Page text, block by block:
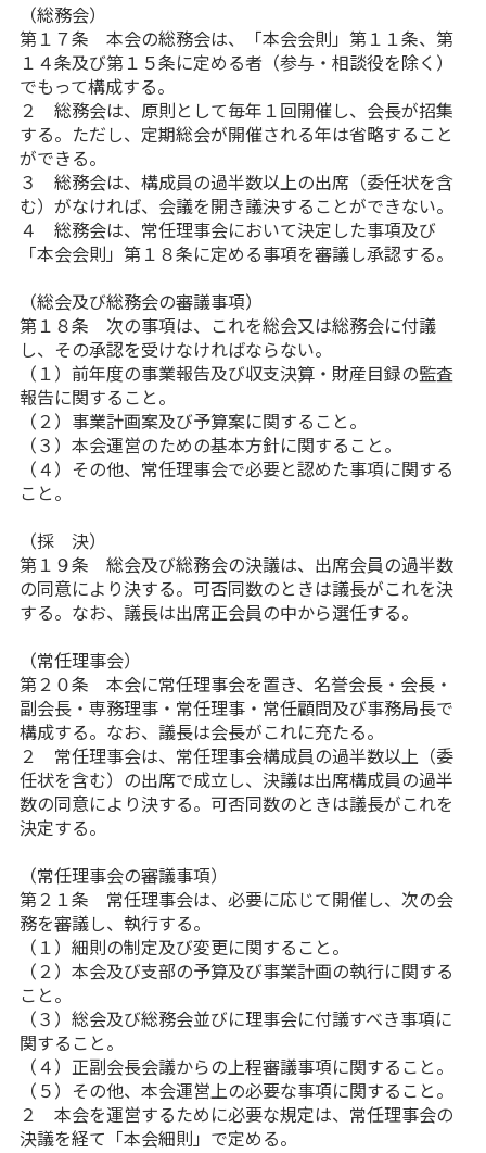
（総務会）
第１７条 本会の総務会は、「本会会則」第１１条、第
１４条及び第１５条に定める者（参与・相談役を除く）
でもって構成する。
２ 総務会は、原則として毎年１回開催し、会長が招集
する。ただし、定期総会が開催される年は省略すること
ができる。
３ 総務会は、構成員の過半数以上の出席（委任状を含
む）がなければ、会議を開き議決することができない。
４ 総務会は、常任理事会において決定した事項及び
「本会会則」第１８条に定める事項を審議し承認する。
（総会及び総務会の審議事項）
第１８条 次の事項は、これを総会又は総務会に付議
し、その承認を受けなければならない。
（１）前年度の事業報告及び収支決算・財産目録の監査
報告に関すること。
（２）事業計画案及び予算案に関すること。
（３）本会運営のための基本方針に関すること。
（４）その他、常任理事会で必要と認めた事項に関する
こと。
（採 決）
第１９条 総会及び総務会の決議は、出席会員の過半数
の同意により決する。可否同数のときは議長がこれを決
する。なお、議長は出席正会員の中から選任する。
（常任理事会）
第２０条 本会に常任理事会を置き、名誉会長・会長・
副会長・専務理事・常任理事・常任顧問及び事務局長で
構成する。なお、議長は会長がこれに充たる。
２ 常任理事会は、常任理事会構成員の過半数以上（委
任状を含む）の出席で成立し、決議は出席構成員の過半
数の同意により決する。可否同数のときは議長がこれを
決定する。
（常任理事会の審議事項）
第２１条 常任理事会は、必要に応じて開催し、次の会
務を審議し、執行する。
（１）細則の制定及び変更に関すること。
（２）本会及び支部の予算及び事業計画の執行に関する
こと。
（３）総会及び総務会並びに理事会に付議すべき事項に
関すること。
（４）正副会長会議からの上程審議事項に関すること。
（５）その他、本会運営上の必要な事項に関すること。
２ 本会を運営するために必要な規定は、常任理事会の
決議を経て「本会細則」で定める。